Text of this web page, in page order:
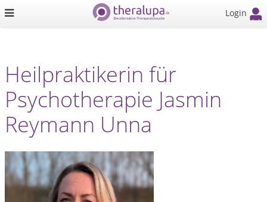
Login
Heilpraktikerin für
Psychotherapie Jasmin
Reymann Unna